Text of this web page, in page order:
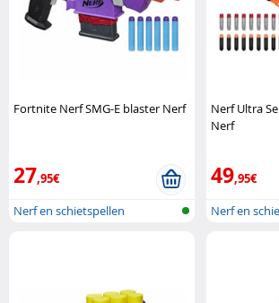
Fortnite Nerf SMG-E blaster Nerf
27,95€
Nerf en schietspellen
Nerf Ultra
Nerf
49,95€
Nerf en